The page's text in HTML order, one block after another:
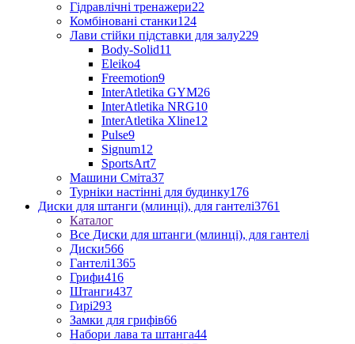
Гідравлічні тренажери22
Комбіновані станки124
Лави стійки підставки для залу229
Body-Solid11
Eleiko4
Freemotion9
InterAtletika GYM26
InterAtletika NRG10
InterAtletika Xline12
Pulse9
Signum12
SportsArt7
Машини Сміта37
Турніки настінні для будинку176
Диски для штанги (млинці), для гантелі3761
Каталог
Все Диски для штанги (млинці), для гантелі
Диски566
Гантелі1365
Грифи416
Штанги437
Гирі293
Замки для грифів66
Набори лава та штанга44